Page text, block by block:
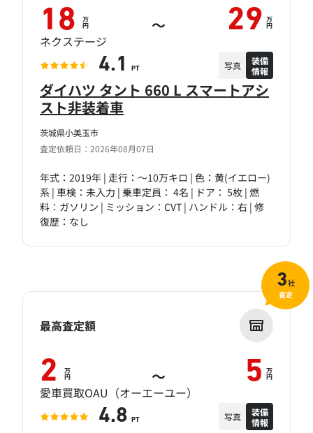
茨城県小美玉市
査定依頼日：2026年08月07日
ダイハツ タント 660 L スマートアシ
スト非装着車
年式：2019年 | 走行：～10万キロ | 色：黄(イエロー)
系 | 車検：未入力 | 乗車定員： 4名 | ドア： 5枚 | 燃
料：ガソリン | ミッション：CVT | ハンドル：右 | 修
復歴：なし
18 万
円 ～ 29 万
円
ネクステージ
4.1 PT 写真
装備
情報
最高査定額
2 万
円 ～ 5 万
円
愛車買取OAU（オーエーユー）
4.8 PT 写真
装備
情報
3社
査定